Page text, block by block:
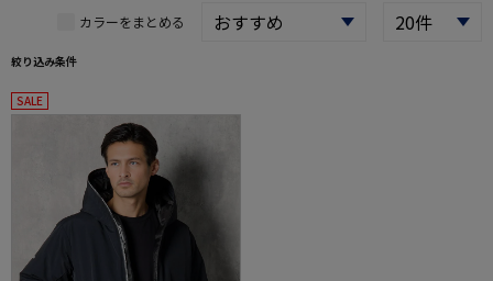
カラーをまとめる
絞り込み条件
SALE